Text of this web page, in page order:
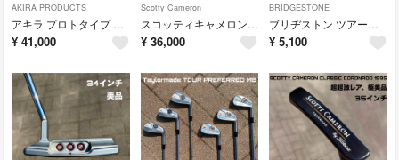
AKIRA PRODUCTS
アキラ プロトタイプ K-101-MB アイアン 7本セット 4番〜PW Dynamic Gold S200
¥ 41,000
Scotty Cameron
スコッティキャメロン プロプラチナム ミッドスラント GOOD YEAR Winged Foot ガンブルーフィニッシュ 美品
¥ 36,000
BRIDGESTONE
ブリヂストン ツアーステージ Xドライブ 707 ドライバー 9.5° NSプロ
¥ 5,100